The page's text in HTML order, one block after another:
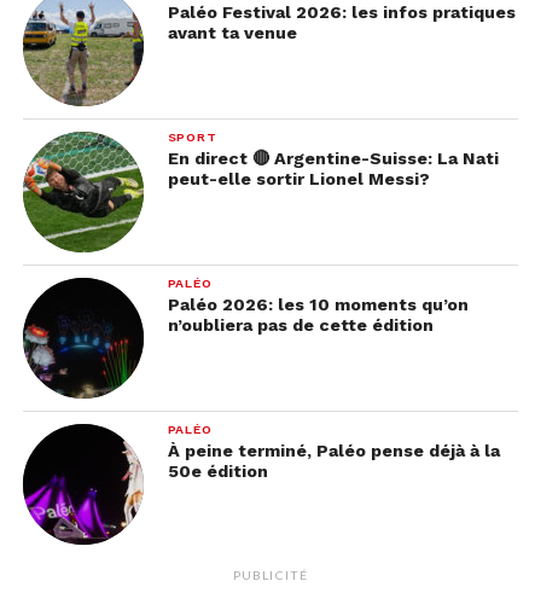
Paléo Festival 2026: les infos pratiques
avant ta venue
SPORT
En direct 🔴 Argentine-Suisse: La Nati
peut-elle sortir Lionel Messi?
PALÉO
Paléo 2026: les 10 moments qu’on
n’oubliera pas de cette édition
PALÉO
À peine terminé, Paléo pense déjà à la
50e édition
PUBLICITÉ